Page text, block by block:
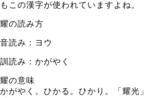
もこの漢字が使われていますよね。
耀の読み方
音読み：ヨウ
訓読み：かがやく
耀の意味
かがやく。ひかる。ひかり。「耀光」